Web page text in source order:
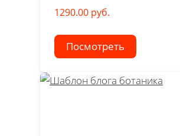
1290.00 руб.
Посмотреть